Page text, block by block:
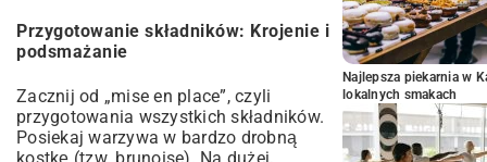
Przygotowanie składników: Krojenie i
podsmażanie
Zacznij od „mise en place”, czyli
przygotowania wszystkich składników.
Posiekaj warzywa w bardzo drobną
Najlepsza piekarnia w
lokalnych smakach